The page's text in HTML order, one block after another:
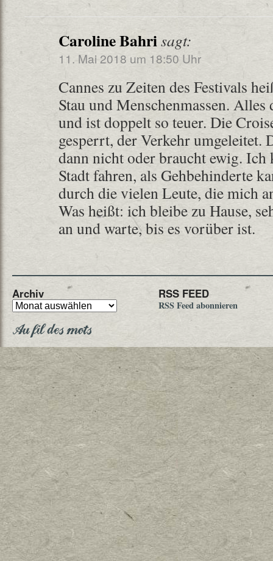
Caroline Bahrisagt:
11. Mai 2018 um 18:50 Uhr
Cannes zu Zeiten des Festivals
Stau und Menschenmassen.
und ist doppelt so teuer. Die
gesperrt, der Verkehr umgeleitet.
dann nicht oder braucht ewig.
Stadt fahren, als Gehbehinderte
durch die vielen Leute, die mich
Was heißt: ich bleibe zu Hause,
an und warte, bis es vorüber ist.
Archiv RSS FEED
RSS Feed abonnieren
Au fil des mots